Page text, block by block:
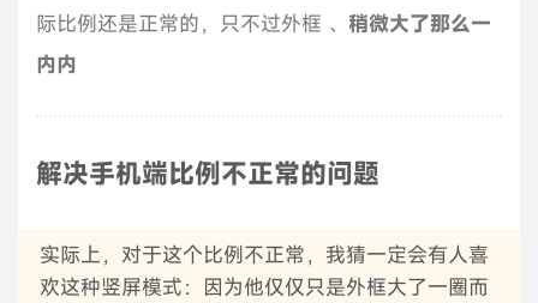
际比例还是正常的，只不过外框 、 稍微大了那么一
内内
解决手机端比例不正常的问题
实际上，对于这个比例不正常，我猜一定会有人喜
欢这种竖屏模式：因为他仅仅只是外框大了一圈而